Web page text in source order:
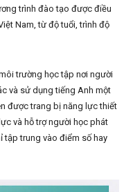
trình đào tạo được điều
Nam, từ độ tuổi, trình độ
trường học tập nơi người
và sử dụng tiếng Anh một
được trang bị năng lực thiết
và hỗ trợ người học phát
tập trung vào điểm số hay